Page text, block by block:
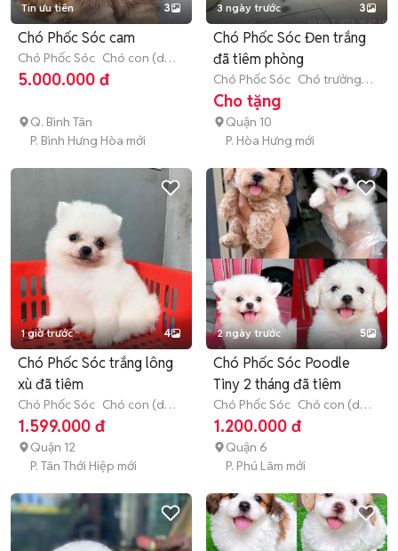
Tin ưu tiên 3
Chó Phốc Sóc cam
Chó Phốc Sóc Chó con (dưới
3 tháng tuổi)
5.000.000 đ
Q. Bình Tân
P. Bình Hưng Hòa mới
3 ngày trước 3
Chó Phốc Sóc Đen trắng
đã tiêm phòng
Chó Phốc Sóc Chó trưởng
thành (hơn 1 tuổi)
Cho tặng
Quận 10
P. Hòa Hưng mới
1 giờ trước 4
Chó Phốc Sóc trắng lông
xù đã tiêm
Chó Phốc Sóc Chó con (dưới
3 tháng tuổi)
1.599.000 đ
Quận 12
P. Tân Thới Hiệp mới
2 ngày trước 5
Chó Phốc Sóc Poodle
Tiny 2 tháng đã tiêm
Chó Phốc Sóc Chó con (dưới
3 tháng tuổi)
1.200.000 đ
Quận 6
P. Phú Lâm mới